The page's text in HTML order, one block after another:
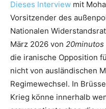
Dieses Interview mit
Vorsitzender des
Nationalen
März 2026 von 20minutos
die iranische Opposition
nicht von ausländischen
Regimewechsel. In
Krieg könne innerhalb